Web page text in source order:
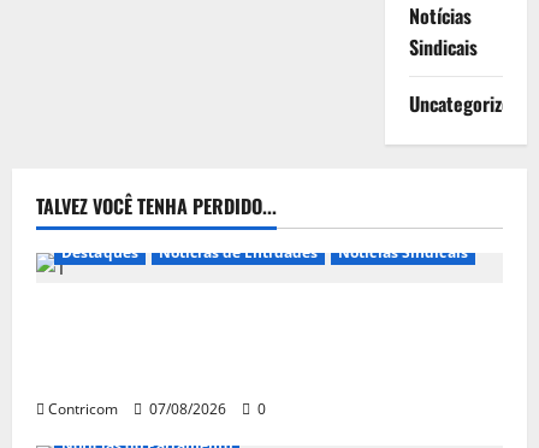
Notícias
Sindicais
Uncategorized
TALVEZ VOCÊ TENHA PERDIDO...
Destaques Notícias de Entidades Notícias Sindicais
Contricom 07/08/2026
0